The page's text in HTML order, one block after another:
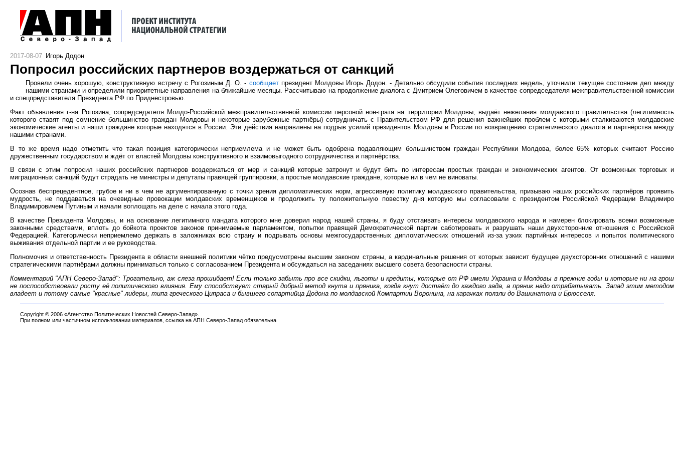
2017-08-07 Игорь Додон
Попросил российских партнеров воздержаться от санкций
Провели очень хорошую, конструктивную встречу с Рогозиным Д. О. - сообщаетпрезидент Молдовы Игорь Додон. - Детально обсудили события последних недель, уточнили текущее состояние дел между
нашими странами и определили приоритетные направления на ближайшие месяцы. Рассчитываю на продолжение диалога с Дмитрием Олеговичем в качестве сопредседателя межправительственной комиссии
и спецпредставителя Президента РФ по Приднестровью.
Факт объявления г-на Рогозина, сопредседателя Молдо-Российской межправительственной комиссии персоной нон-грата на территории Молдовы, выдаёт нежелания молдавского правительства (легитимность
которого ставят под сомнение большинство граждан Молдовы и некоторые зарубежные партнёры) сотрудничать с Правительством РФ для решения важнейших проблем с которыми сталкиваются молдавские
экономические агенты и наши граждане которые находятся в России. Эти действия направлены на подрыв усилий президентов Молдовы и России по возвращению стратегического диалога и партнёрства между
нашими странами.
В то же время надо отметить что такая позиция категорически неприемлема и не может быть одобрена подавляющим большинством граждан Республики Молдова, более 65% которых считают Россию
дружественным государством и ждёт от властей Молдовы конструктивного и взаимовыгодного сотрудничества и партнёрства.
В связи с этим попросил наших российских партнеров воздержаться от мер и санкций которые затронут и будут бить по интересам простых граждан и экономических агентов. От возможных торговых и
миграционных санкций будут страдать не министры и депутаты правящей группировки, а простые молдавские граждане, которые ни в чем не виноваты.
Осознав беспрецедентное, грубое и ни в чем не аргументированную с точки зрения дипломатических норм, агрессивную политику молдавского правительства, призываю наших российских партнёров проявить
мудрость, не поддаваться на очевидные провокации молдавских временщиков и продолжить ту положительную повестку дня которую мы согласовали с президентом Российской Федерации Владимиро
Владимировичем Путиным и начали воплощать на деле с начала этого года.
В качестве Президента Молдовы, и на основание легитимного мандата которого мне доверил народ нашей страны, я буду отстаивать интересы молдавского народа и намерен блокировать всеми возможные
законными средствами, вплоть до бойкота проектов законов принимаемые парламентом, попытки правящей Демократической партии саботировать и разрушать наши двухсторонние отношения с Российской
Федерацией. Категорически неприемлемо держать в заложниках всю страну и подрывать основы межгосударственных дипломатических отношений из-за узких партийных интересов и попыток политического
выживания отдельной партии и ее руководства.
Полномочия и ответственность Президента в области внешней политики чётко предусмотрены высшим законом страны, а кардинальные решения от которых зависит будущее двухсторонних отношений с нашими
стратегическими партнёрами должны приниматься только с согласованием Президента и обсуждаться на заседаниях высшего совета безопасности страны.
Комментарий "АПН Северо-Запад": Трогательно, аж слеза прошибает! Если только забыть про все скидки, льготы и кредиты, которые от РФ имели Украина и Молдовы в прежние годы и которые ни на грош
не поспособствовали росту её политического влияния. Ему способствует старый добрый метод кнута и пряника, когда кнут достаёт до каждого зада, а пряник надо отрабатывать. Запад этим методом
владеет и потому самые "красные" лидеры, типа греческого Ципраса и бывшего сопартийца Додона по молдавской Компартии Воронина, на карачках ползли до Вашингтона и Брюсселя.
Copyright © 2006 «Агентство Политических Новостей Северо-Запад».
При полном или частичном использовании материалов, ссылка на АПН Северо-Запад обязательна